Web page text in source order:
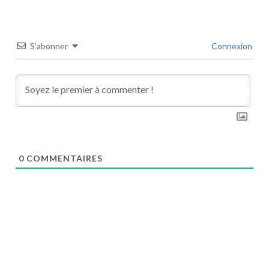
S’abonner Connexion
0 COMMENTAIRES